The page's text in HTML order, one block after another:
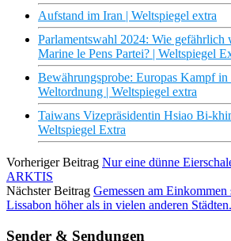
Aufstand im Iran | Weltspiegel extra
Parlamentswahl 2024: Wie gefährlich
Marine le Pens Partei? | Weltspiegel
Bewährungsprobe: Europas Kampf in
Weltordnung | Weltspiegel extra
Taiwans Vizepräsidentin Hsiao Bi-
Weltspiegel Extra
Vorheriger Beitrag Nur eine dünne
ARKTIS
Nächster Beitrag Gemessen am
Lissabon höher als in vielen anderen
Sender & Sendungen